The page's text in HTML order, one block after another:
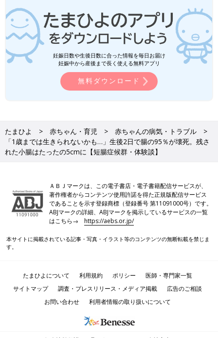
妊娠日数や生後日数に合った情報を毎日お届け
妊娠中から産後まで長く使える無料アプリ
無料ダウンロード
たまひよ 赤ちゃん・育児
赤ちゃんの病気・トラブル
「1歳までは生きられないかも…」生後2日で腸の95％が壊死。残さ
れた小腸はたったの5cmに【短腸症候群・体験談】
ＡＢＪマークは、この電子書店・電子書籍配信サービスが、
著作権者からコンテンツ使用許諾を得た正規版配信サービス
であることを示す登録商標（登録番号 第11091000号）です。
ABJマークの詳細、ABJマークを掲示しているサービスの一覧
はこちら→https://aebs.or.jp/
本サイトに掲載されている記事・写真・イラスト等のコンテンツの無断転載を禁じま
す。
たまひよについて 利用規約 ポリシー
医師・専門家一覧
サイトマップ
調査・プレスリリース・メディア掲載
広告のご相談
お問い合わせ
利用者情報の取り扱いについて